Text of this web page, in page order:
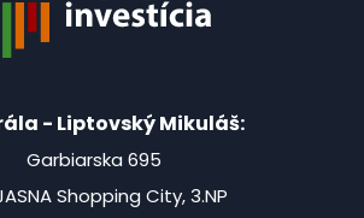
- Liptovský Mikuláš:
Garbiarska 695
Shopping City, 3.NP